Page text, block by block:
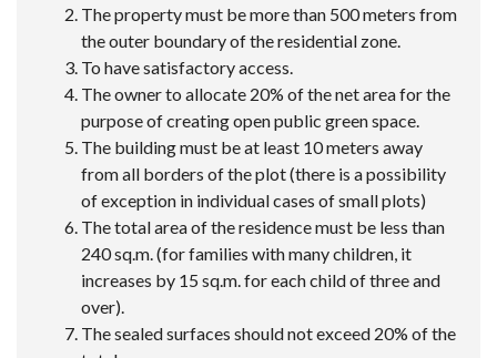
The property must be more than 500 meters from
the outer boundary of the residential zone.
To have satisfactory access.
The owner to allocate 20% of the net area for the
purpose of creating open public green space.
The building must be at least 10 meters away
from all borders of the plot (there is a possibility
of exception in individual cases of small plots)
The total area of the residence must be less than
240 sq.m. (for families with many children, it
increases by 15 sq.m. for each child of three and
over).
The sealed surfaces should not exceed 20% of the